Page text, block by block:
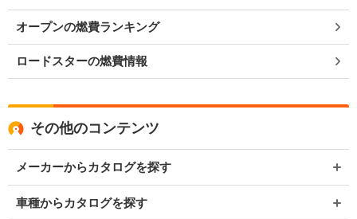
オープンの燃費ランキング
ロードスターの燃費情報
その他のコンテンツ
メーカーからカタログを探す
車種からカタログを探す